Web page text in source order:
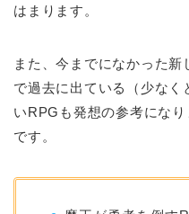
はまります。
また、今までになかった
で過去に出ている（少なく
いRPGも発想の参考にな
です。